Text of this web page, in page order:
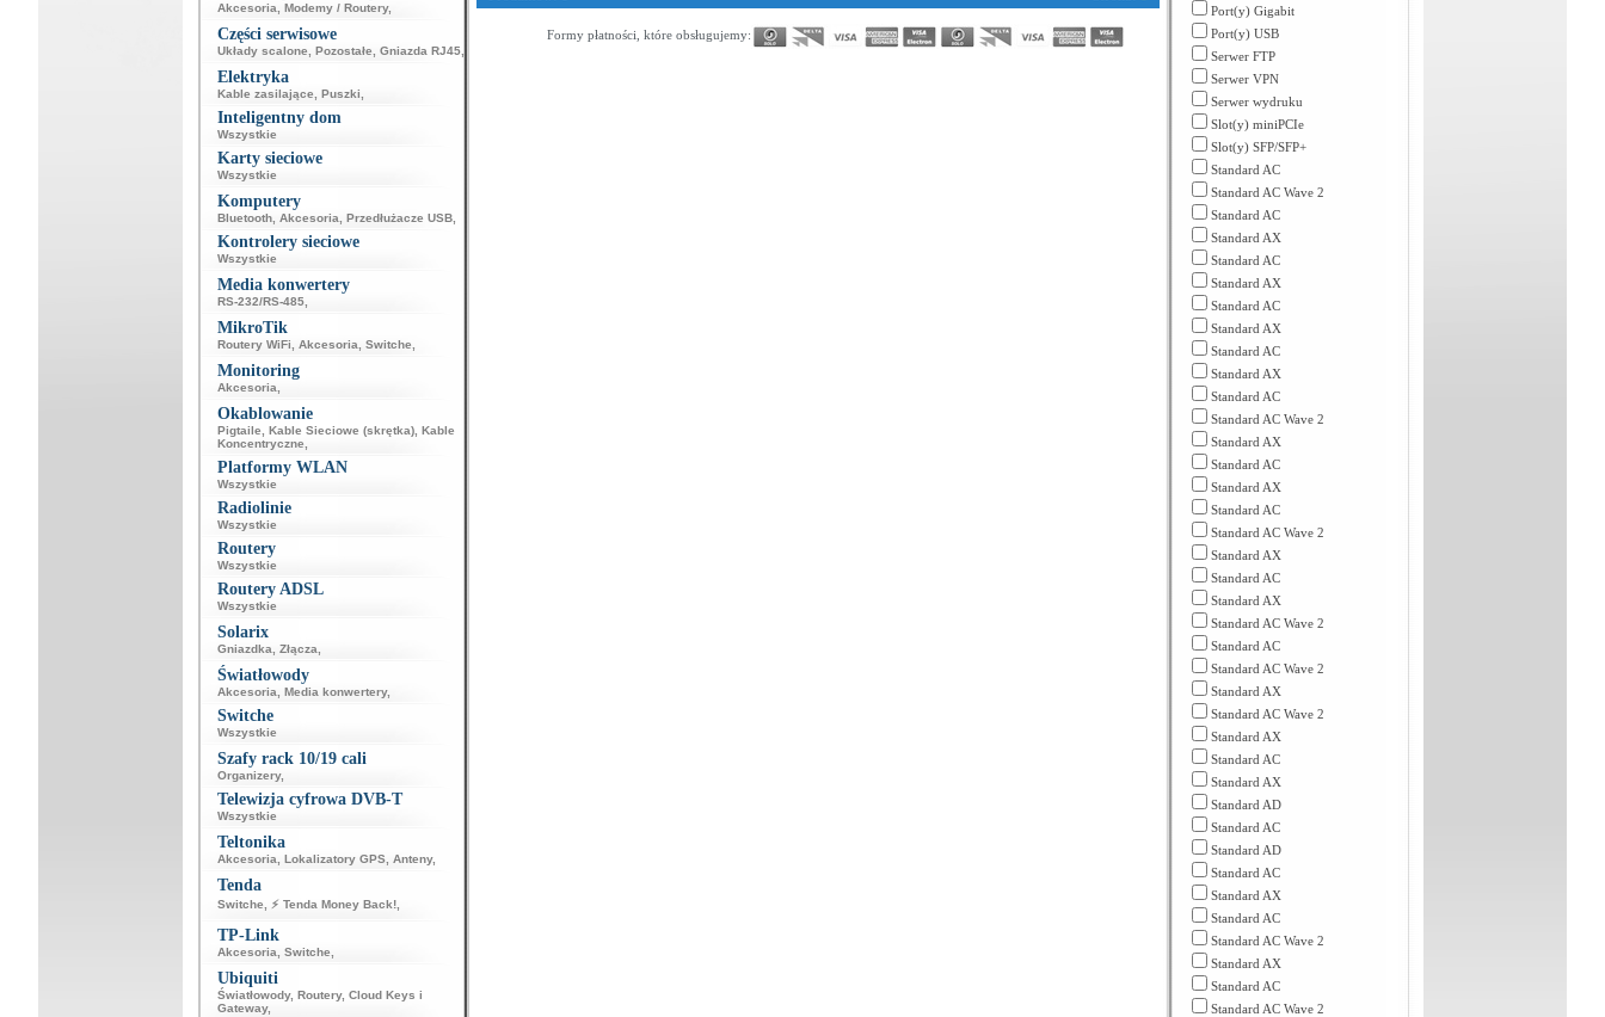
Akcesoria Modemy / Routery,
Części serwisowe
Układy scalone Pozostałe Gniazda RJ45,
Elektryka
Kable zasilające Puszki
Inteligentny dom
Wszystkie
Karty sieciowe
Wszystkie
Komputery
Bluetooth, Akcesoria Przedłużacze USB,
Kontrolery sieciowe
Wszystkie
Media konwertery
RS-232/RS-485,
MikroTik
Routery WiFi Akcesoria Switche
Monitoring
Akcesoria
Okablowanie
Pigtaile Kable Sieciowe (skrętka), Kable
Koncentryczne
Platformy WLAN
Wszystkie
Radiolinie
Wszystkie
Routery
Wszystkie
Routery ADSL
Wszystkie
Solarix
Gniazdka Złącza
Światłowody
Akcesoria Media konwertery,
Switche
Wszystkie
Szafy rack 10/19 cali
Organizery,
Telewizja cyfrowa DVB-T
Wszystkie
Teltonika
Akcesoria Lokalizatory GPS, Anteny,
Tenda
Switche ⚡ Tenda Money Back!,
TP-Link
Akcesoria Switche
Ubiquiti
Światłowody, Routery, Cloud Keys i
Gateway,
Formy płatności, które obsługujemy:
Port(y) Gigabit
Port(y) USB
Serwer FTP
Serwer VPN
Serwer wydruku
Slot(y) miniPCIe
Slot(y) SFP/SFP+
Standard AC
Standard AC Wave 2
Standard AC
Standard AX
Standard AC
Standard AX
Standard AC
Standard AX
Standard AC
Standard AX
Standard AC
Standard AC Wave 2
Standard AX
Standard AC
Standard AX
Standard AC
Standard AC Wave 2
Standard AX
Standard AC
Standard AX
Standard AC Wave 2
Standard AC
Standard AC Wave 2
Standard AX
Standard AC Wave 2
Standard AX
Standard AC
Standard AX
Standard AD
Standard AC
Standard AD
Standard AC
Standard AX
Standard AC
Standard AC Wave 2
Standard AX
Standard AC
Standard AC Wave 2